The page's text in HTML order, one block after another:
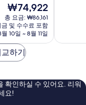
현
재
요
금
₩74,922
₩74,922
총 요금: ₩86,161
금 및 수수료 포함
10일 ~ 8월 11일
좋
용
후
하기
확인하실 수 있어요. 리워
요!